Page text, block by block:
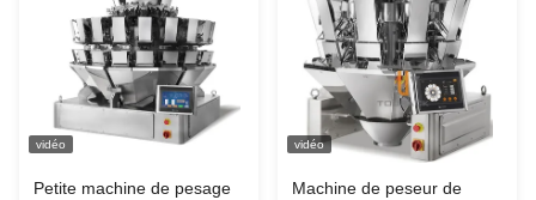
vidéo
Petite machine de pesage
vidéo
Machine de peseur de